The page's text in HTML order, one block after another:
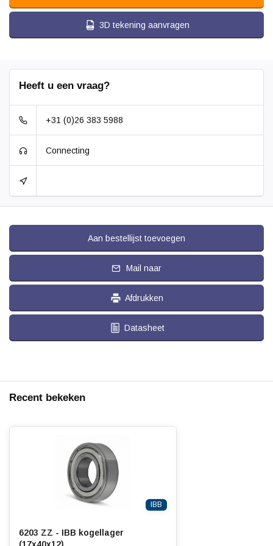
3D tekening aanvragen
Heeft u een vraag?
+31 (0)26 383 5988
Connecting
Aan bestellijst toevoegen
Mail naar
Afdrukken
Datasheet
Recent bekeken
IBB
6203 ZZ - IBB kogellager